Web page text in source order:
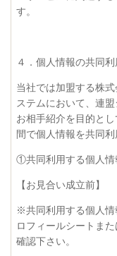
す。
４．個人情報の共同
当社では加盟する株
ステムにおいて、連
お相手紹介を目的と
間で個人情報を共同利
①共同利用する個人情
【お見合い成立前】
※共同利用する個人情
ロフィールシートま
確認下さい。